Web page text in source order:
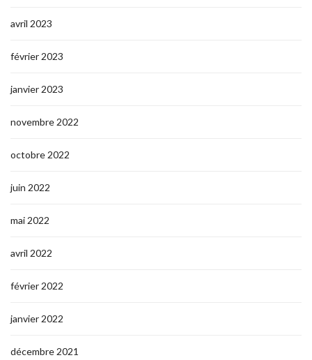
avril 2023
février 2023
janvier 2023
novembre 2022
octobre 2022
juin 2022
mai 2022
avril 2022
février 2022
janvier 2022
décembre 2021